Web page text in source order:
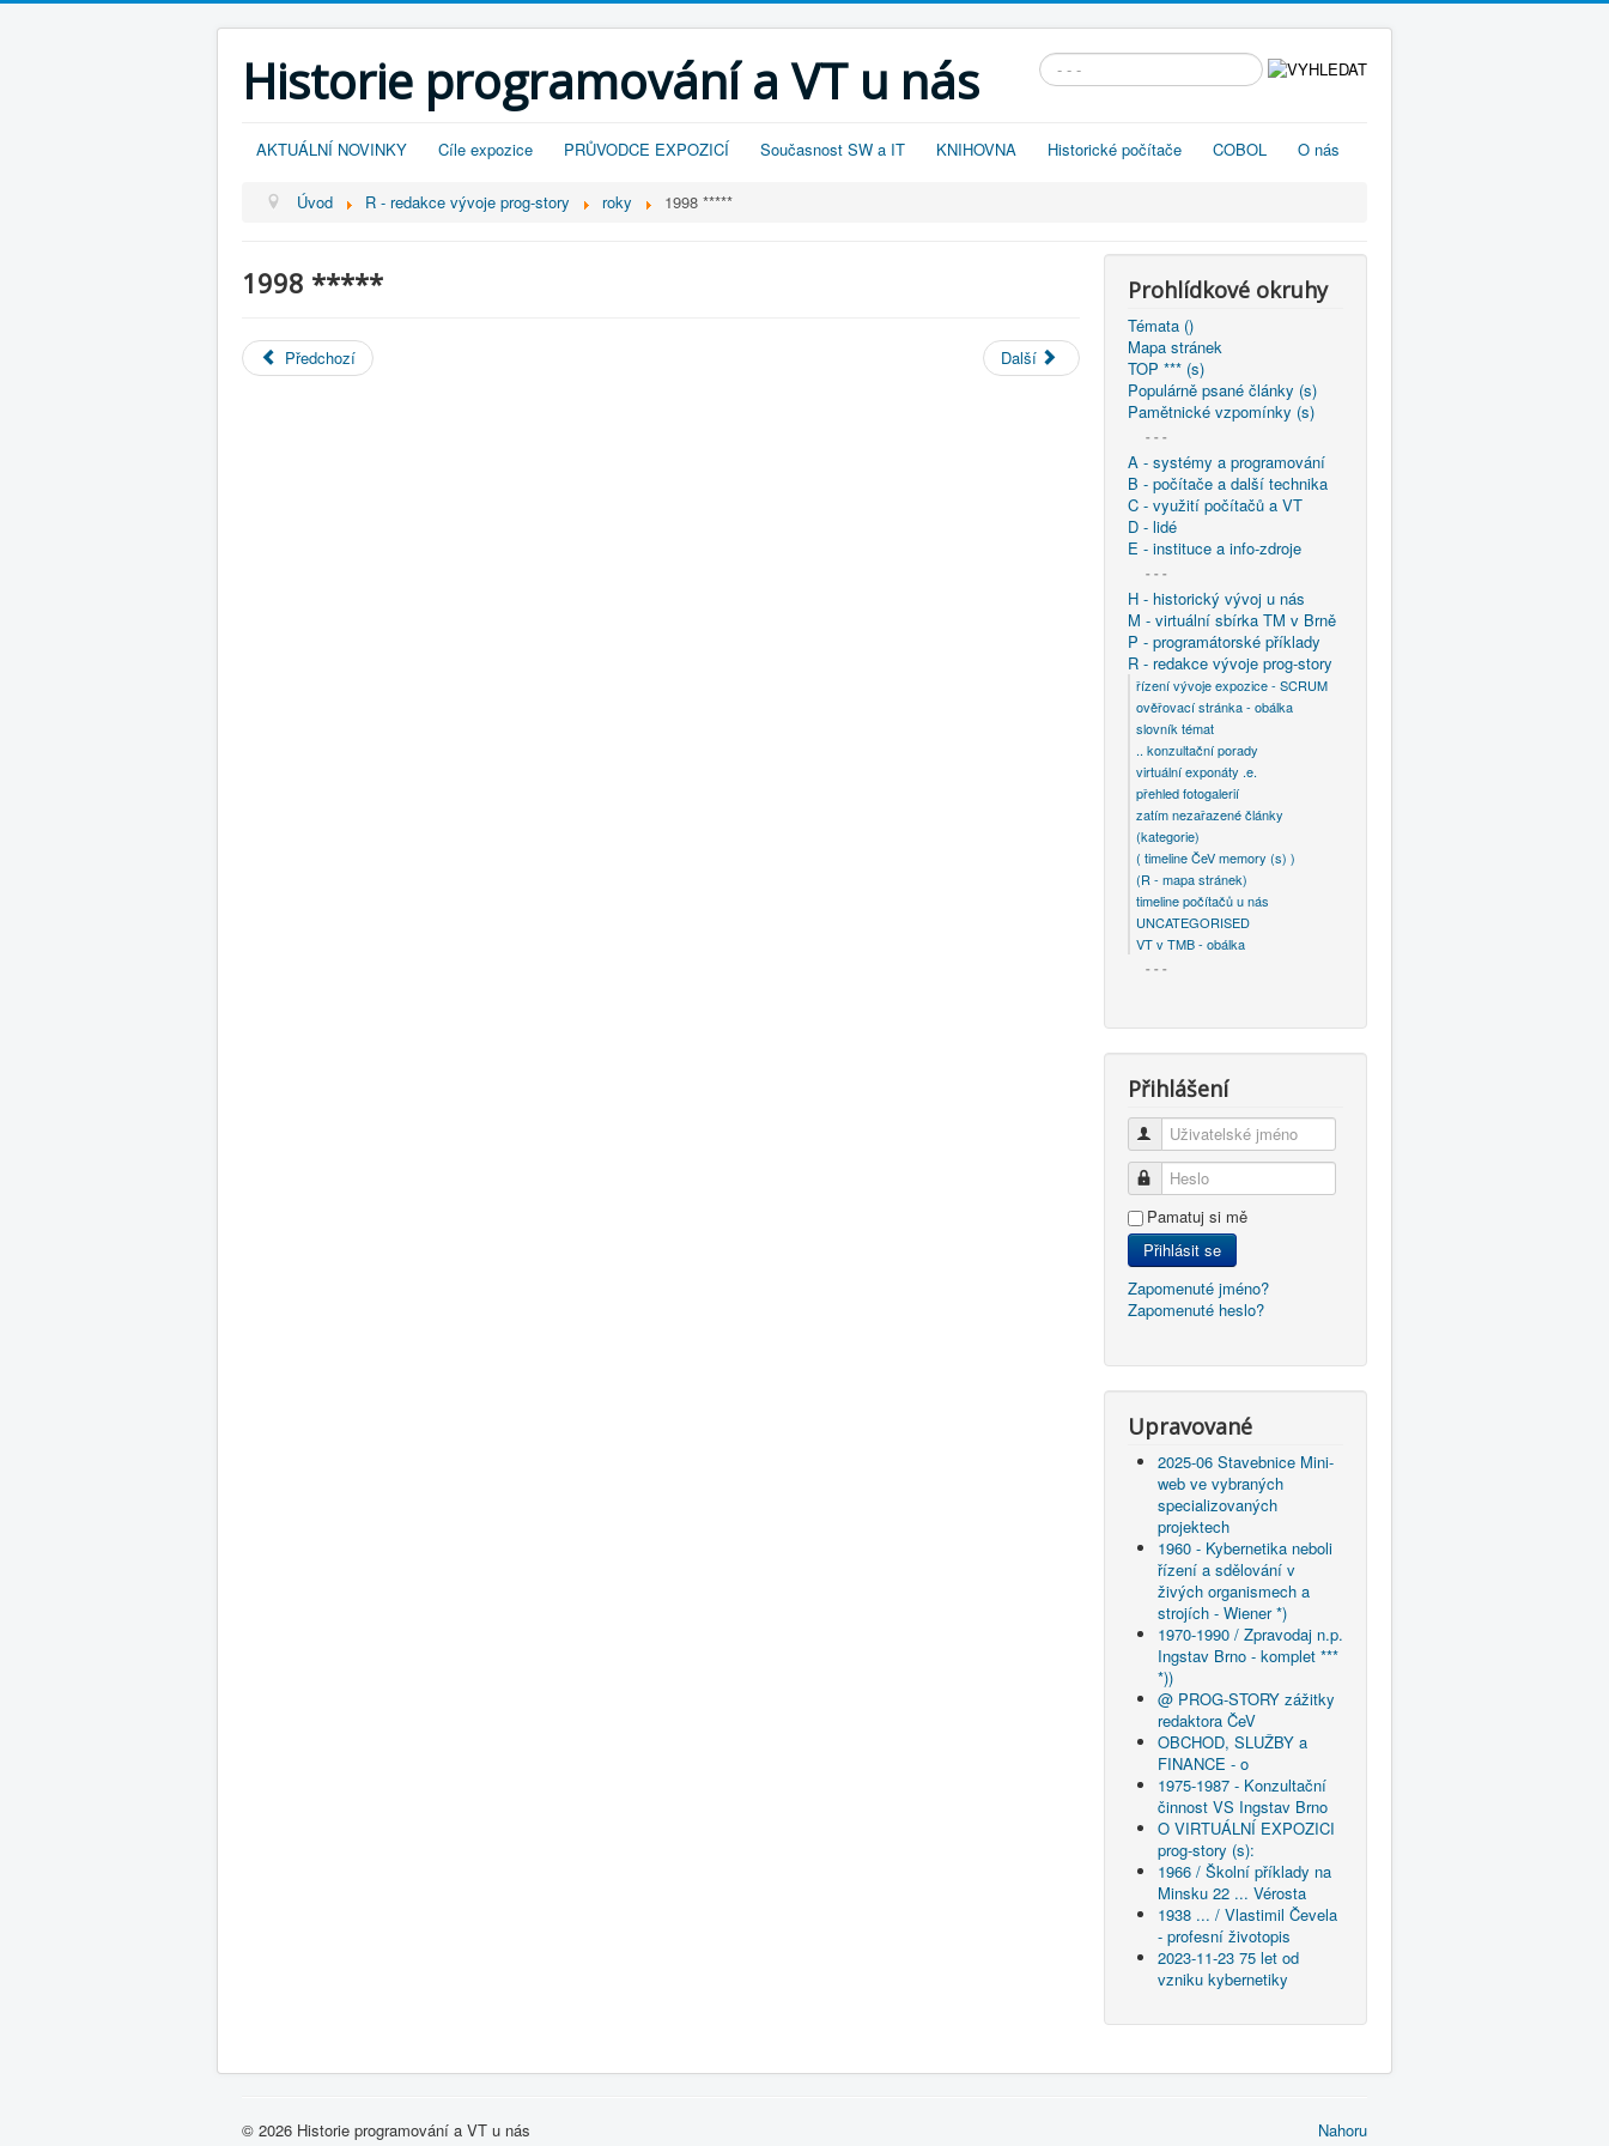
Historie programování a VT u nás Vyhledávání...
AKTUÁLNÍ NOVINKY Cíle expozice PRŮVODCE EXPOZICÍ Současnost SW a IT KNIHOVNA Historické počítače COBOL O nás
Úvod R - redakce vývoje prog-story roky 1998 *****
1998 *****
Předchozí Další
Prohlídkové okruhy
Témata ()
Mapa stránek
TOP *** (s)
Populárně psané články (s)
Pamětnické vzpomínky (s)
- - -
A - systémy a programování
B - počítače a další technika
C - využití počítačů a VT
D - lidé
E - instituce a info-zdroje
- - -
H - historický vývoj u nás
M - virtuální sbírka TM v Brně
P - programátorské příklady
R - redakce vývoje prog-story
řízení vývoje expozice - SCRUM
ověřovací stránka - obálka
slovník témat
.. konzultační porady
virtuální exponáty .e.
přehled fotogalerií
zatím nezařazené články
(kategorie)
( timeline ČeV memory (s) )
(R - mapa stránek)
timeline počítačů u nás
UNCATEGORISED
VT v TMB - obálka
- - -
Přihlášení
Uživatelské jméno
Heslo
Pamatuj si mě
Přihlásit se
Zapomenuté jméno?
Zapomenuté heslo?
Upravované
2025-06 Stavebnice Mini-
web ve vybraných
specializovaných
projektech
1960 - Kybernetika neboli
řízení a sdělování v
živých organismech a
strojích - Wiener *)
1970-1990 / Zpravodaj n.p.
Ingstav Brno - komplet ***
*))
@ PROG-STORY zážitky
redaktora ČeV
OBCHOD, SLUŽBY a
FINANCE - o
1975-1987 - Konzultační
činnost VS Ingstav Brno
O VIRTUÁLNÍ EXPOZICI
prog-story (s):
1966 / Školní příklady na
Minsku 22 ... Vérosta
1938 ... / Vlastimil Čevela
- profesní životopis
2023-11-23 75 let od
vzniku kybernetiky
Nahoru
© 2026 Historie programování a VT u nás